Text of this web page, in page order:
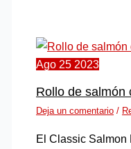
Ago 25 2023
Rollo de salmón
Deja un comentario /
El Classic Salmon